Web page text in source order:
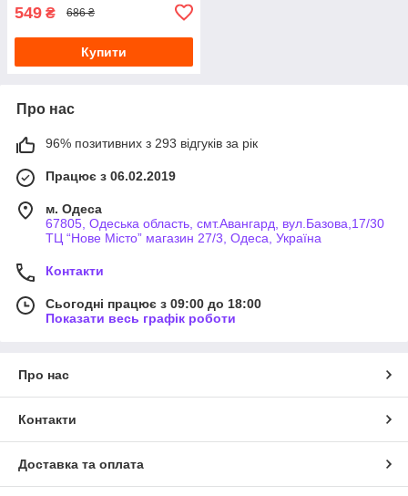
549 ₴ 686 ₴
Купити
Про нас
96% позитивних з 293 відгуків за рік
Працює з 06.02.2019
м. Одеса
67805, Одеська область, смт.Авангард, вул.Базова,17/30
ТЦ “Нове Місто” магазин 27/3, Одеса, Україна
Контакти
Сьогодні працює з 09:00 до 18:00
Показати весь графік роботи
Про нас
Контакти
Доставка та оплата